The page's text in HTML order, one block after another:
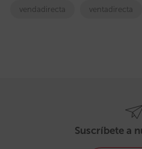
vendadirecta ventadirecta
Suscríbete a